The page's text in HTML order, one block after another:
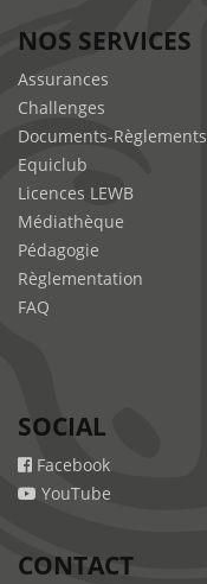
NOS SERVICES
Assurances
Challenges
Documents-Règlements
Equiclub
Licences LEWB
Médiathèque
Pédagogie
Règlementation
FAQ
SOCIAL
Facebook
YouTube
CONTACT